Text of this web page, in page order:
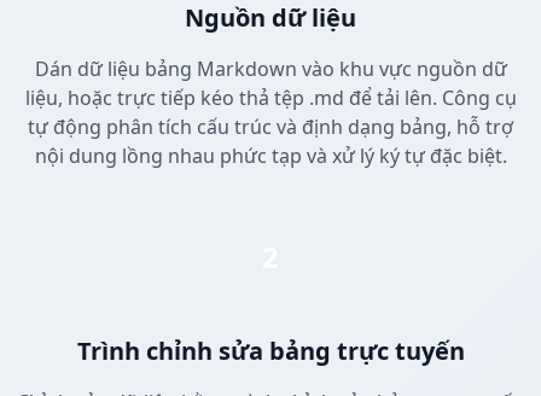
Nguồn dữ liệu
Dán dữ liệu bảng Markdown vào khu vực nguồn dữ
liệu, hoặc trực tiếp kéo thả tệp .md để tải lên. Công cụ
tự động phân tích cấu trúc và định dạng bảng, hỗ trợ
nội dung lồng nhau phức tạp và xử lý ký tự đặc biệt.
Trình chỉnh sửa bảng trực tuyến